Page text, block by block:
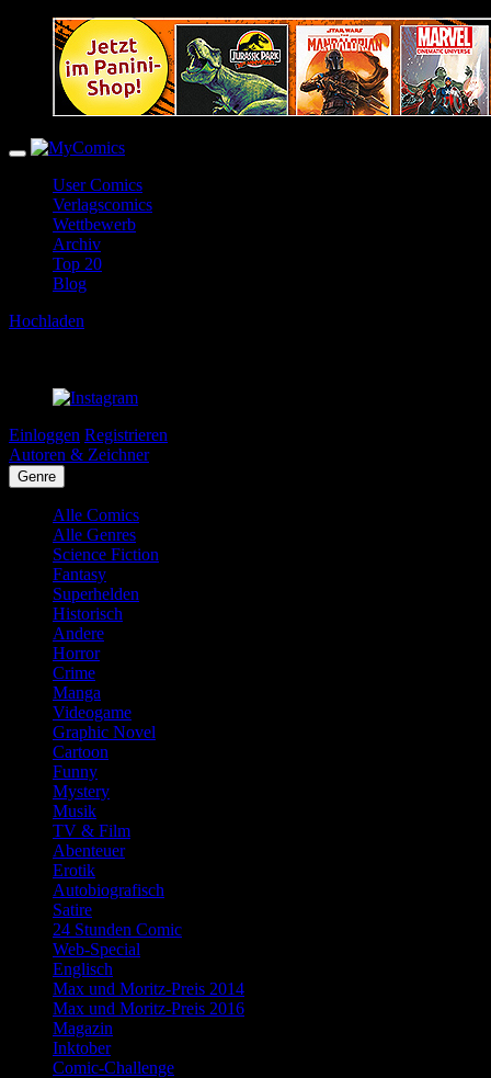
User Comics
Verlagscomics
Wettbewerb
Archiv
Top 20
Blog
Hochladen
Einloggen Registrieren
Autoren & Zeichner
Genre
Alle Comics
Alle Genres
Science Fiction
Fantasy
Superhelden
Historisch
Andere
Horror
Crime
Manga
Videogame
Graphic Novel
Cartoon
Funny
Mystery
Musik
TV & Film
Abenteuer
Erotik
Autobiografisch
Satire
24 Stunden Comic
Web-Special
Englisch
Max und Moritz-Preis 2014
Max und Moritz-Preis 2016
Magazin
Inktober
Comic-Challenge